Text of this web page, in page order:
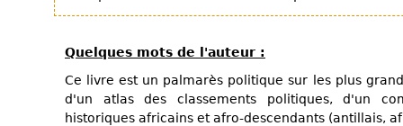
Quelques mots de l'auteur :
Ce livre est un palmarès politique sur les plus
d'un atlas des classements politiques, d'un
historiques africains et afro-descendants (antillais,